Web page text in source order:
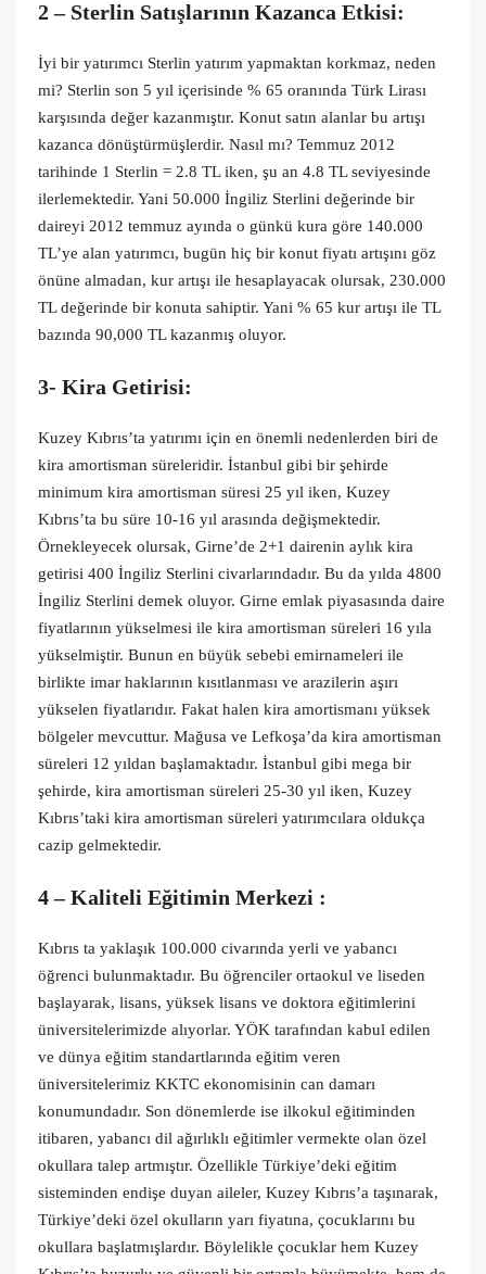
2 – Sterlin Satışlarının Kazanca Etkisi:
İyi bir yatırımcı Sterlin yatırım yapmaktan korkmaz, neden
mi? Sterlin son 5 yıl içerisinde % 65 oranında Türk Lirası
karşısında değer kazanmıştır. Konut satın alanlar bu artışı
kazanca dönüştürmüşlerdir. Nasıl mı? Temmuz 2012
tarihinde 1 Sterlin = 2.8 TL iken, şu an 4.8 TL seviyesinde
ilerlemektedir. Yani 50.000 İngiliz Sterlini değerinde bir
daireyi 2012 temmuz ayında o günkü kura göre 140.000
TL’ye alan yatırımcı, bugün hiç bir konut fiyatı artışını göz
önüne almadan, kur artışı ile hesaplayacak olursak, 230.000
TL değerinde bir konuta sahiptir. Yani % 65 kur artışı ile TL
bazında 90,000 TL kazanmış oluyor.
3- Kira Getirisi:
Kuzey Kıbrıs’ta yatırımı için en önemli nedenlerden biri de
kira amortisman süreleridir. İstanbul gibi bir şehirde
minimum kira amortisman süresi 25 yıl iken, Kuzey
Kıbrıs’ta bu süre 10-16 yıl arasında değişmektedir.
Örnekleyecek olursak, Girne’de 2+1 dairenin aylık kira
getirisi 400 İngiliz Sterlini civarlarındadır. Bu da yılda 4800
İngiliz Sterlini demek oluyor. Girne emlak piyasasında daire
fiyatlarının yükselmesi ile kira amortisman süreleri 16 yıla
yükselmiştir. Bunun en büyük sebebi emirnameleri ile
birlikte imar haklarının kısıtlanması ve arazilerin aşırı
yükselen fiyatlarıdır. Fakat halen kira amortismanı yüksek
bölgeler mevcuttur. Mağusa ve Lefkoşa’da kira amortisman
süreleri 12 yıldan başlamaktadır. İstanbul gibi mega bir
şehirde, kira amortisman süreleri 25-30 yıl iken, Kuzey
Kıbrıs’taki kira amortisman süreleri yatırımcılara oldukça
cazip gelmektedir.
4 – Kaliteli Eğitimin Merkezi :
Kıbrıs ta yaklaşık 100.000 civarında yerli ve yabancı
öğrenci bulunmaktadır. Bu öğrenciler ortaokul ve liseden
başlayarak, lisans, yüksek lisans ve doktora eğitimlerini
üniversitelerimizde alıyorlar. YÖK tarafından kabul edilen
ve dünya eğitim standartlarında eğitim veren
üniversitelerimiz KKTC ekonomisinin can damarı
konumundadır. Son dönemlerde ise ilkokul eğitiminden
itibaren, yabancı dil ağırlıklı eğitimler vermekte olan özel
okullara talep artmıştır. Özellikle Türkiye’deki eğitim
sisteminden endişe duyan aileler, Kuzey Kıbrıs’a taşınarak,
Türkiye’deki özel okulların yarı fiyatına, çocuklarını bu
okullara başlatmışlardır. Böylelikle çocuklar hem Kuzey